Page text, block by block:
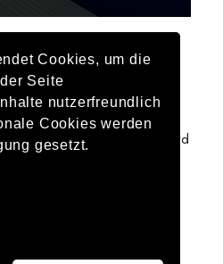
and Urban Planners Ltd
GbR
Cookies, um die
Seite
nutzerfreundlich
Cookies werden
gesetzt.